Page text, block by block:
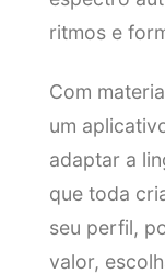
ritmos e
Com
um
adaptar a
que toda
seu perfil,
valor,